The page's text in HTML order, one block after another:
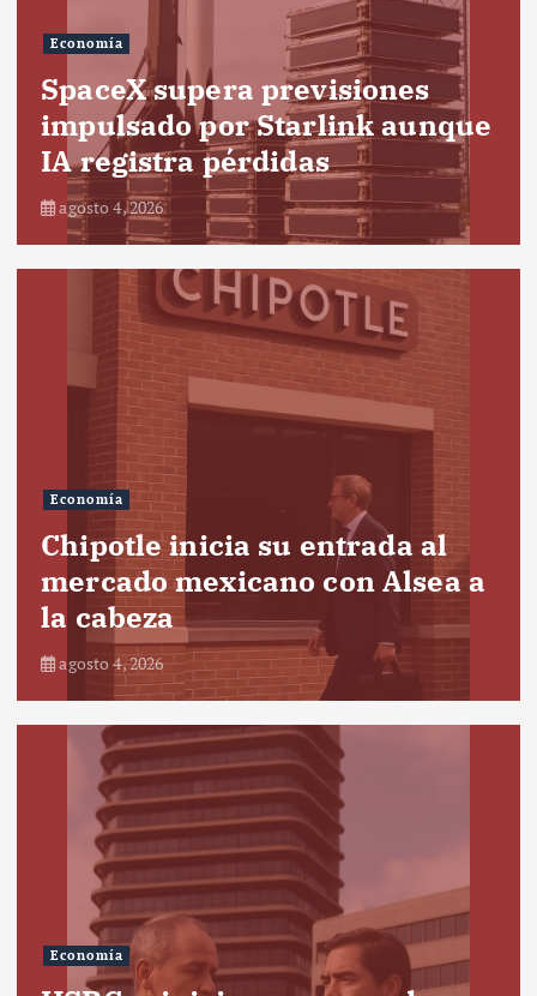
Economía
SpaceX supera previsiones
impulsado por Starlink aunque
IA registra pérdidas
agosto 4, 2026
Economía
Chipotle inicia su entrada al
mercado mexicano con Alsea a
la cabeza
agosto 4, 2026
Economía